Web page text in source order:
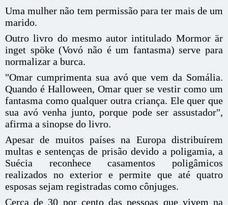
Uma mulher não tem permissão para ter mais de um
marido.
Outro livro do mesmo autor intitulado Mormor är
inget spöke (Vovó não é um fantasma) serve para
normalizar a burca.
"Omar cumprimenta sua avó que vem da Somália.
Quando é Halloween, Omar quer se vestir como um
fantasma como qualquer outra criança. Ele quer que
sua avó venha junto, porque pode ser assustador",
afirma a sinopse do livro.
Apesar de muitos países na Europa distribuírem
multas e sentenças de prisão devido a poligamia, a
Suécia reconhece casamentos poligâmicos
realizados no exterior e permite que até quatro
esposas sejam registradas como cônjuges.
Cerca de 30 por cento das pessoas que vivem na